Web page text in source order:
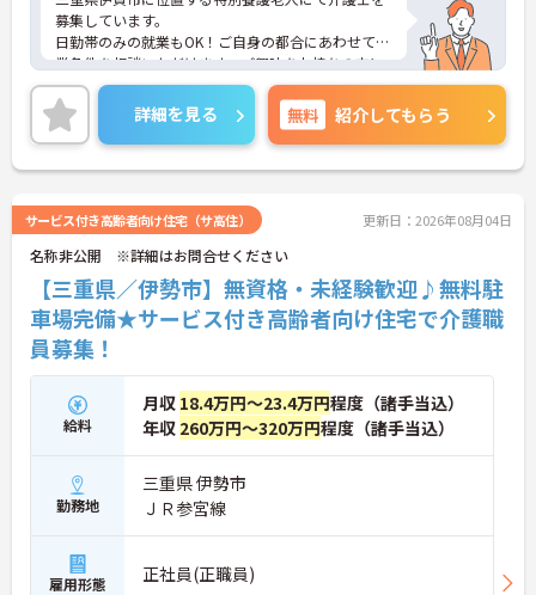
募集しています。
日勤帯のみの就業もOK！ご自身の都合にあわせて就
業条件を相談いただけます。ご興味をお持ちの方に
は詳細の情報や面接のポイントをお伝えしますので
お気軽にお問い合わせくださいませ。
詳細を見る 無料 紹介してもらう
サービス付き高齢者向け住宅（サ高住） 更新日：2026年08月04日
名称非公開 ※詳細はお問合せください
【三重県／伊勢市】無資格・未経験歓迎♪無料駐
車場完備★サービス付き高齢者向け住宅で介護職
員募集！
給料
月収 18.4万円～23.4万円程度（諸手当込）
年収 260万円～320万円程度（諸手当込）
勤務地
三重県 伊勢市
ＪＲ参宮線
雇用形態 正社員(正職員)